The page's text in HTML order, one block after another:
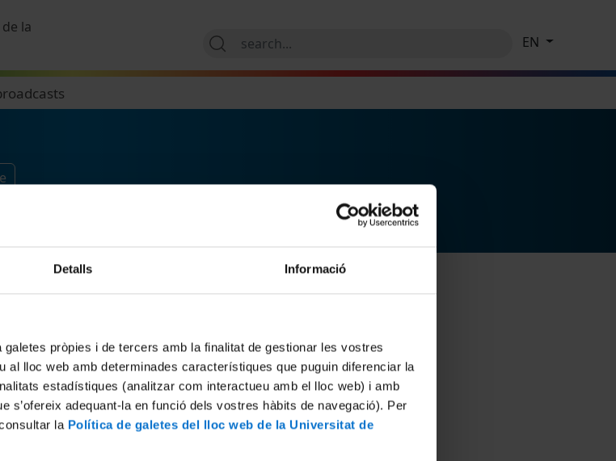
Detalls Informació
pròpies i de tercers amb la finalitat de gestionar les vostres
al lloc web amb determinades característiques que puguin diferenciar la
estadístiques (analitzar com interactueu amb el lloc web) i amb
s’ofereix adequant-la en funció dels vostres hàbits de navegació). Per
la Política de galetes del lloc web de la Universitat de
la
EN